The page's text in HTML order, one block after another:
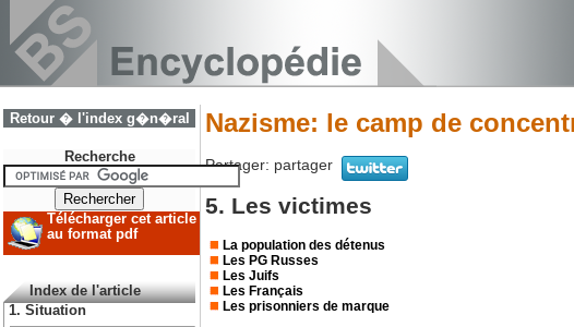
Retour � l'index g�n�ral
Recherche
Télécharger cet article
au format pdf
Index de l'article
1. Situation
Nazisme: le camp de
Partager: partager
5. Les victimes
La population des détenus
Les PG Russes
Les Juifs
Les Français
Les prisonniers de marque